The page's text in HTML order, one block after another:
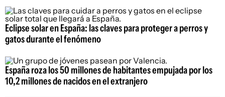
Eclipse solar en España: las claves para proteger a perros y
gatos durante el fenómeno
España roza los 50 millones de habitantes empujada por los
10,2 millones de nacidos en el extranjero